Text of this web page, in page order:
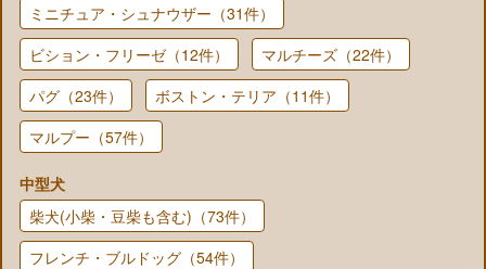
ミニチュア・シュナウザー（31件）
ビション・フリーゼ（12件）
マルチーズ（22件）
パグ（23件）
ボストン・テリア（11件）
マルプー（57件）
中型犬
柴犬(小柴・豆柴も含む)（73件）
フレンチ・ブルドッグ（54件）